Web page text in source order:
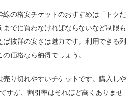
線の格安チケットのおすすめは「トクだ
までに買わなければならないなど制限も
ば抜群の安さは魅力です。利用できる列
価格なら納得でしょう。
売り切れやすいチケットです。購入しや
すが、割引率はそれほど高くありませ